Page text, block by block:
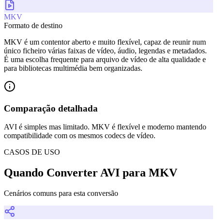
MKV
Formato de destino
MKV é um contentor aberto e muito flexível, capaz de reunir num
único ficheiro várias faixas de vídeo, áudio, legendas e metadados.
É uma escolha frequente para arquivo de vídeo de alta qualidade e
para bibliotecas multimédia bem organizadas.
Comparação detalhada
AVI é simples mas limitado. MKV é flexível e moderno mantendo
compatibilidade com os mesmos codecs de vídeo.
CASOS DE USO
Quando Converter AVI para MKV
Cenários comuns para esta conversão